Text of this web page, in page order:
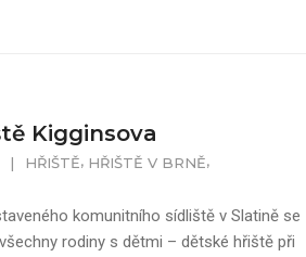
Kigginsova
| HŘIŠTĚ, HŘIŠTĚ V BRNĚ,
komunitního sídliště v Slatině se
rodiny s dětmi – dětské hřiště při